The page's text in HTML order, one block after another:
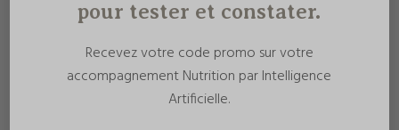
pour tester et constater.
Recevez votre code promo sur votre
accompagnement Nutrition par Intelligence
Artificielle.